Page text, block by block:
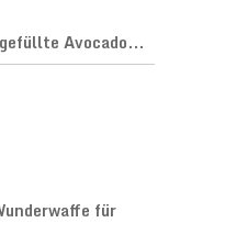
Avocado...
für